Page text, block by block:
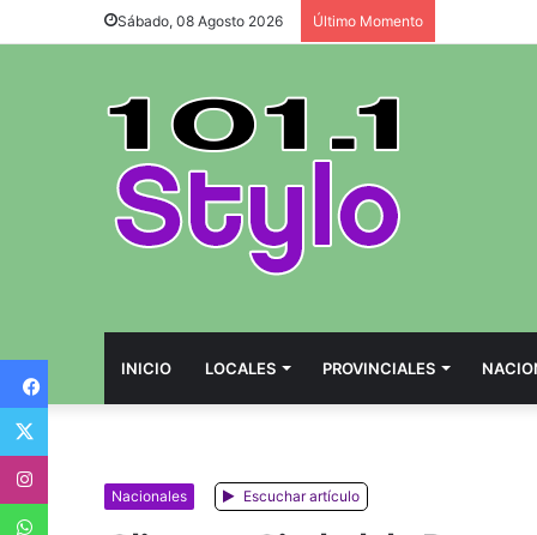
Sábado, 08 Agosto 2026 Último Momento
INICIO LOCALES PROVINCIALES
Nacionales Escuchar artículo
Facebook
Twitter
WhatsApp